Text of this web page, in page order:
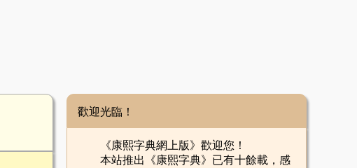
歡迎光臨！
《康熙字典網上版》歡迎您！
本站推出《康熙字典》已有十餘載，感